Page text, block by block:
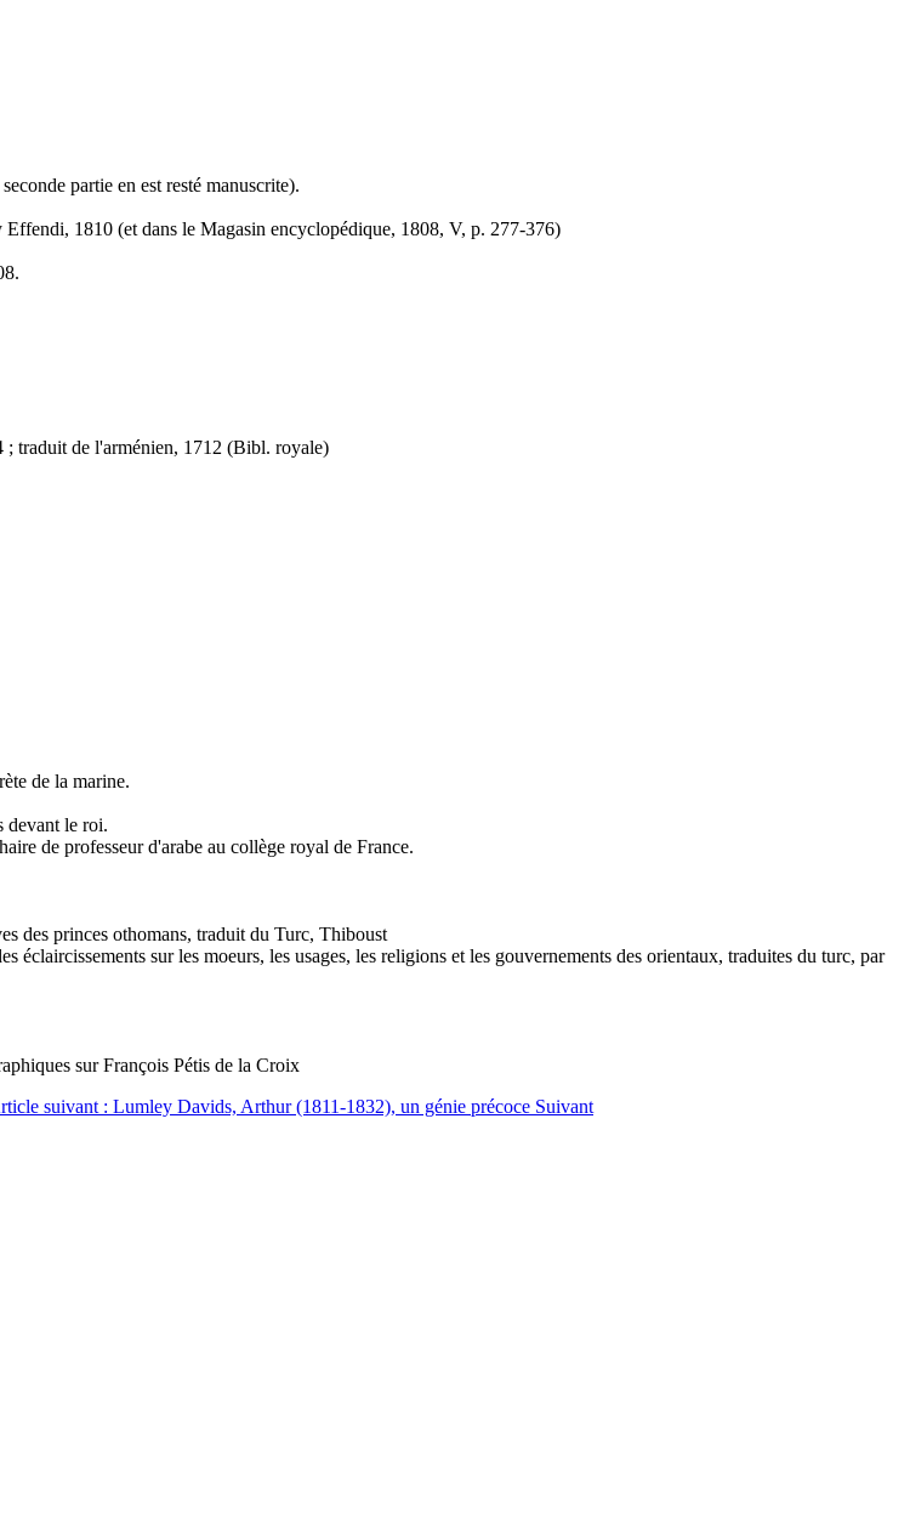
partie en est resté manuscrite).
1810 (et dans le Magasin encyclopédique, 1808, V, p. 277-376)
; traduit de l'arménien, 1712 (Bibl. royale)
de la marine.
devant le roi.
de professeur d'arabe au collège royal de France.
des princes othomans, traduit du Turc, Thiboust
sur les moeurs, les usages, les religions et les gouvernements des orientaux, traduites du turc, par
sur François Pétis de la Croix
suivant : Lumley Davids, Arthur (1811-1832), un génie précoce Suivant